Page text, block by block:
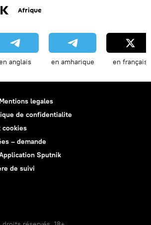
Afrique
anglais en amharique en français
Mentions legales
de confidentialite
cookies
– demande
Sputnik
de suivi